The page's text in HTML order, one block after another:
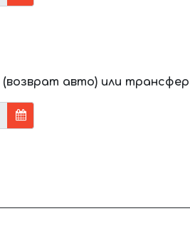
авто) или